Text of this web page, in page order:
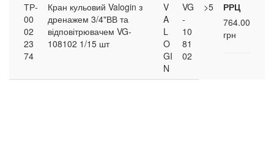
ТР-
00
02
23
74
Кран кульовий Valogin з
дренажем 3/4"ВВ та
відповітрювачем VG-
108102 1/15 шт
V
A
L
O
GI
N
VG
-
10
81
02
>5
РРЦ
764.00
грн